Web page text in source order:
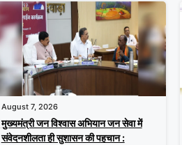
August 7, 2026
मुख्यमंत्री जन विश्वास अभियान जन सेवा में
संवेदनशीलता ही सुशासन की पहचान :